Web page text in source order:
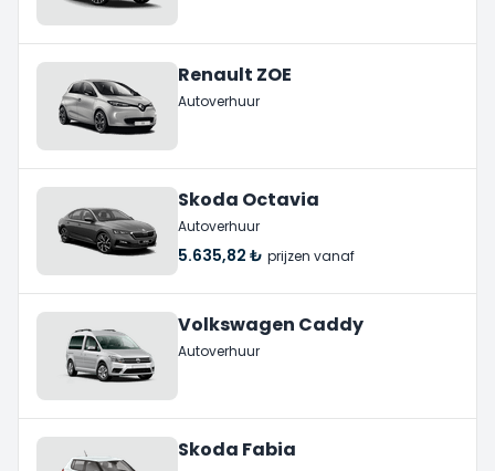
Renault ZOE
Autoverhuur
Skoda Octavia
Autoverhuur
5.635,82 ₺ prijzen vanaf
Volkswagen Caddy
Autoverhuur
Skoda Fabia